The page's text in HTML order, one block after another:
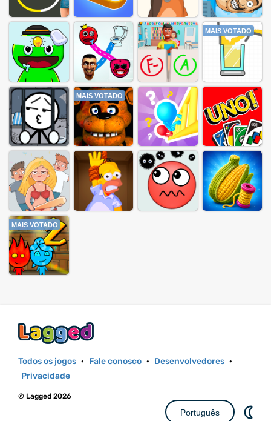
MAIS VOTADO
MAIS VOTADO
MAIS VOTADO
Todos os jogos · Fale conosco · Desenvolvedores ·
Privacidade
© Lagged 2026
Português